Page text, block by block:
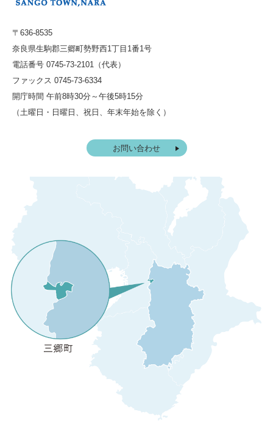
〒636-8535
奈良県生駒郡三郷町勢野西1丁目1番1号
電話番号 0745-73-2101（代表）
ファックス 0745-73-6334
開庁時間 午前8時30分～午後5時15分
（土曜日・日曜日、祝日、年末年始を除く）
お問い合わせ